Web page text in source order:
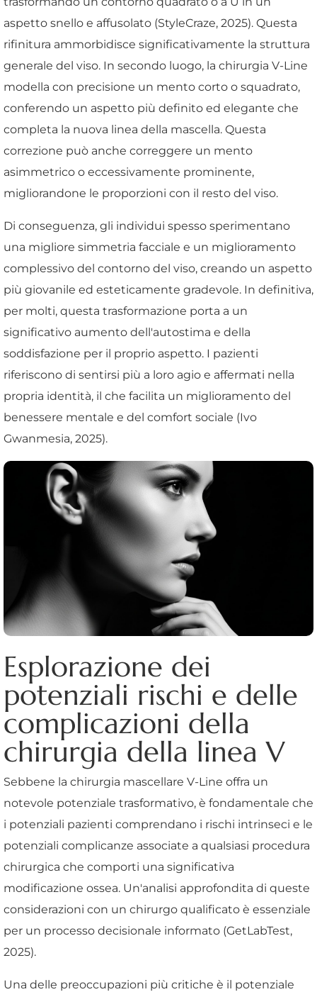
aspetto snello e affusolato (StyleCraze, 2025). Questa
rifinitura ammorbidisce significativamente la struttura
generale del viso. In secondo luogo, la chirurgia V-Line
modella con precisione un mento corto o squadrato,
conferendo un aspetto più definito ed elegante che
completa la nuova linea della mascella. Questa
correzione può anche correggere un mento
asimmetrico o eccessivamente prominente,
migliorandone le proporzioni con il resto del viso.
Di conseguenza, gli individui spesso sperimentano
una migliore simmetria facciale e un miglioramento
complessivo del contorno del viso, creando un aspetto
più giovanile ed esteticamente gradevole. In definitiva,
per molti, questa trasformazione porta a un
significativo aumento dell'autostima e della
soddisfazione per il proprio aspetto. I pazienti
riferiscono di sentirsi più a loro agio e affermati nella
propria identità, il che facilita un miglioramento del
benessere mentale e del comfort sociale (Ivo
Gwanmesia, 2025).
Esplorazione dei
potenziali rischi e delle
complicazioni della
chirurgia della linea V
Sebbene la chirurgia mascellare V-Line offra un
notevole potenziale trasformativo, è fondamentale che
i potenziali pazienti comprendano i rischi intrinseci e le
potenziali complicanze associate a qualsiasi procedura
chirurgica che comporti una significativa
modificazione ossea. Un'analisi approfondita di queste
considerazioni con un chirurgo qualificato è essenziale
per un processo decisionale informato (GetLabTest,
2025).
Una delle preoccupazioni più critiche è il potenziale